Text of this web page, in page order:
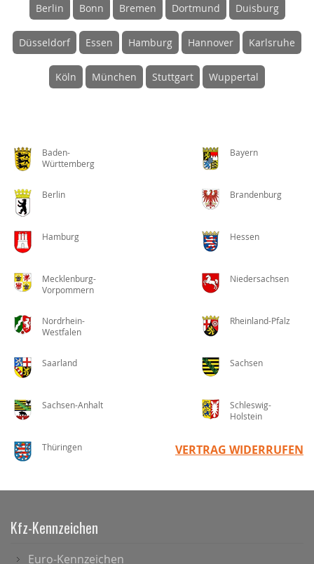
Berlin Bonn Bremen Dortmund Duisburg
Düsseldorf Essen Hamburg Hannover Karlsruhe
Köln München Stuttgart Wuppertal
Baden-
Württemberg
Bayern
Berlin Brandenburg
Hamburg Hessen
Mecklenburg-
Vorpommern
Niedersachsen
Nordrhein-
Westfalen
Rheinland-Pfalz
Saarland Sachsen
Sachsen-Anhalt
Schleswig-
Holstein
Thüringen VERTRAG WIDERRUFEN
Kfz-Kennzeichen
Euro-Kennzeichen